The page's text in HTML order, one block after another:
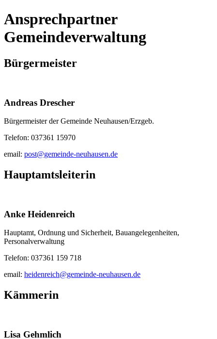
Ansprechpartner
Gemeindeverwaltung
Bürgermeister
Andreas Drescher
Bürgermeister der Gemeinde Neuhausen/Erzgeb.
Telefon: 037361 15970
email: post@gemeinde-neuhausen.de
Hauptamtsleiterin
Anke Heidenreich
Hauptamt, Ordnung und Sicherheit, Bauangelegenheiten,
Personalverwaltung
Telefon: 037361 159 718
email: heidenreich@gemeinde-neuhausen.de
Kämmerin
Lisa Gehmlich